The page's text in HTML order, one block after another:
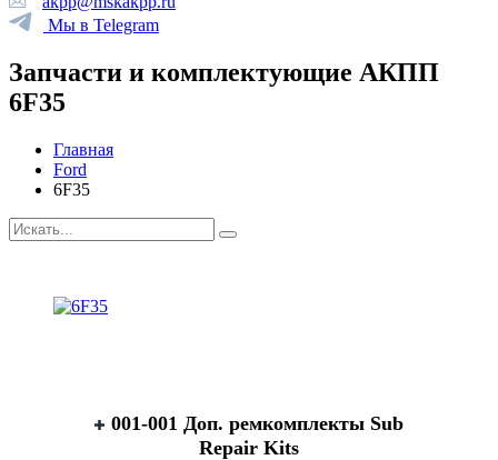
Мы в Telegram
Запчасти и комплектующие АКПП
6F35
Главная
Ford
6F35
001-001 Доп. ремкомплекты Sub
Repair Kits